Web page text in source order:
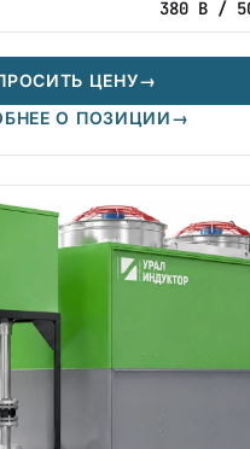
380 В /
ЦЕНУ→
О ПОЗИЦИИ→